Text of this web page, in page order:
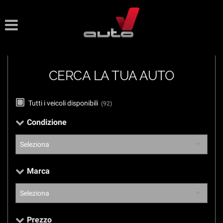
CERCA LA TUA AUTO
Tutti i veicoli disponibili (92)
Condizione
Marca
Prezzo
tue
pannello
ti
esprimere
tue
preferenze
alle
di